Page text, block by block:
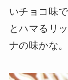
いチョコ味
とハマるリ
ナの味かな。